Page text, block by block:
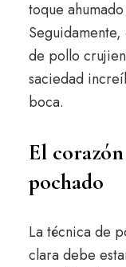
toque
de pollo
saciedad
boca.
El
pochado
La técnica de
clara debe